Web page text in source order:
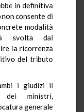
in definitiva
consente di
modalità
svolta dal
la ricorrenza
del tributo
i giudizi il
dei ministri,
generale